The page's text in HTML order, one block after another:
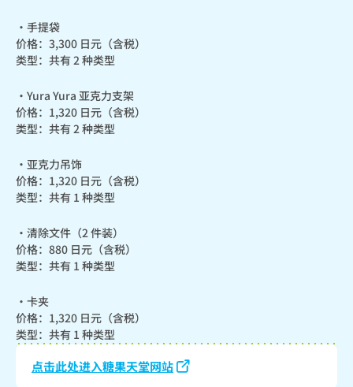
・手提袋
价格：3,300 日元（含税）
类型：共有 2 种类型
・Yura Yura 亚克力支架
价格：1,320 日元（含税）
类型：共有 2 种类型
・亚克力吊饰
价格：1,320 日元（含税）
类型：共有 1 种类型
・清除文件（2 件装）
价格：880 日元（含税）
类型：共有 1 种类型
・卡夹
价格：1,320 日元（含税）
类型：共有 1 种类型
点击此处进入糖果天堂网站